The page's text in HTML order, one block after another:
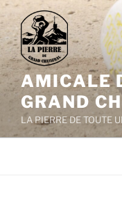
Aller
au
contenu
principal
AMICALE
GRAND
LA PIERRE DE TOUTE